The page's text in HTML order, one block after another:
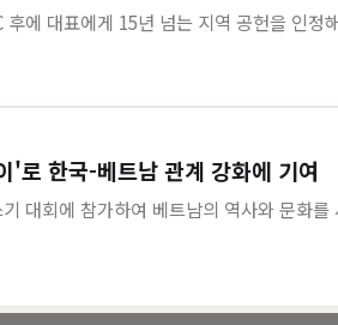
에 대표에게 15년 넘는 지역 공헌을 인정
'로 한국-베트남 관계 강화에 기여
대회에 참가하여 베트남의 역사와 문화